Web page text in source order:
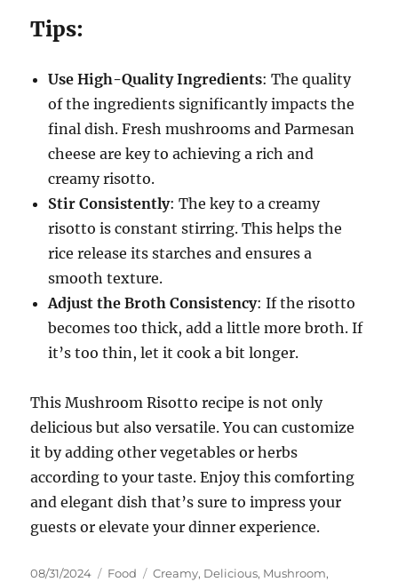
Tips:
Use High-Quality Ingredients: The quality
of the ingredients significantly impacts the
final dish. Fresh mushrooms and Parmesan
cheese are key to achieving a rich and
creamy risotto.
Stir Consistently: The key to a creamy
risotto is constant stirring. This helps the
rice release its starches and ensures a
smooth texture.
Adjust the Broth Consistency: If the risotto
becomes too thick, add a little more broth. If
it’s too thin, let it cook a bit longer.
This Mushroom Risotto recipe is not only
delicious but also versatile. You can customize
it by adding other vegetables or herbs
according to your taste. Enjoy this comforting
and elegant dish that’s sure to impress your
guests or elevate your dinner experience.
Posted
08/31/2024 Categories
Food Tags
Creamy, Delicious, Mushroom,